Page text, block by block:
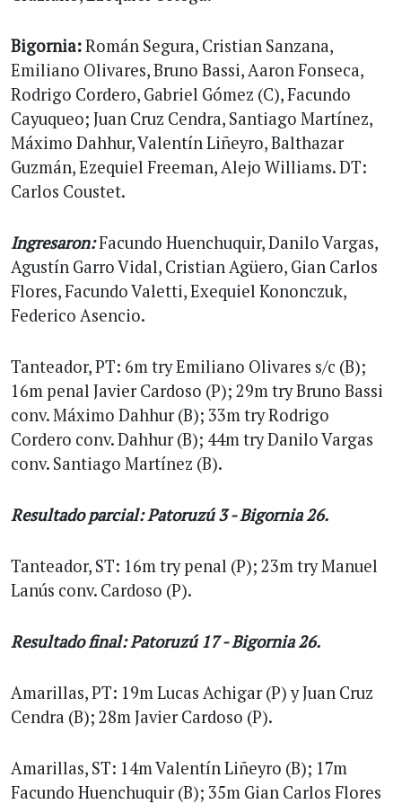
Bigornia:Román Segura, Cristian Sanzana,
Emiliano Olivares, Bruno Bassi, Aaron Fonseca,
Rodrigo Cordero, Gabriel Gómez (C), Facundo
Cayuqueo; Juan Cruz Cendra, Santiago Martínez,
Máximo Dahhur, Valentín Liñeyro, Balthazar
Guzmán, Ezequiel Freeman, Alejo Williams. DT:
Carlos Coustet.
Ingresaron:Facundo Huenchuquir, Danilo Vargas,
Agustín Garro Vidal, Cristian Agüero, Gian Carlos
Flores, Facundo Valetti, Exequiel Kononczuk,
Federico Asencio.
Tanteador, PT: 6m try Emiliano Olivares s/c (B);
16m penal Javier Cardoso (P); 29m try Bruno Bassi
conv. Máximo Dahhur (B); 33m try Rodrigo
Cordero conv. Dahhur (B); 44m try Danilo Vargas
conv. Santiago Martínez (B).
Resultado parcial: Patoruzú 3 - Bigornia 26.
Tanteador, ST: 16m try penal (P); 23m try Manuel
Lanús conv. Cardoso (P).
Resultado final: Patoruzú 17 - Bigornia 26.
Amarillas, PT: 19m Lucas Achigar (P) y Juan Cruz
Cendra (B); 28m Javier Cardoso (P).
Amarillas, ST: 14m Valentín Liñeyro (B); 17m
Facundo Huenchuquir (B); 35m Gian Carlos Flores